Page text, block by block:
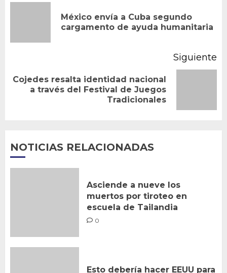
entradas
México envía a Cuba segundo
cargamento de ayuda humanitaria
Siguiente
Siguiente
Cojedes resalta identidad nacional
a través del Festival de Juegos
Tradicionales
NOTICIAS RELACIONADAS
Asciende a nueve los
muertos por tiroteo en
escuela de Tailandia
0
Esto debería hacer EEUU para